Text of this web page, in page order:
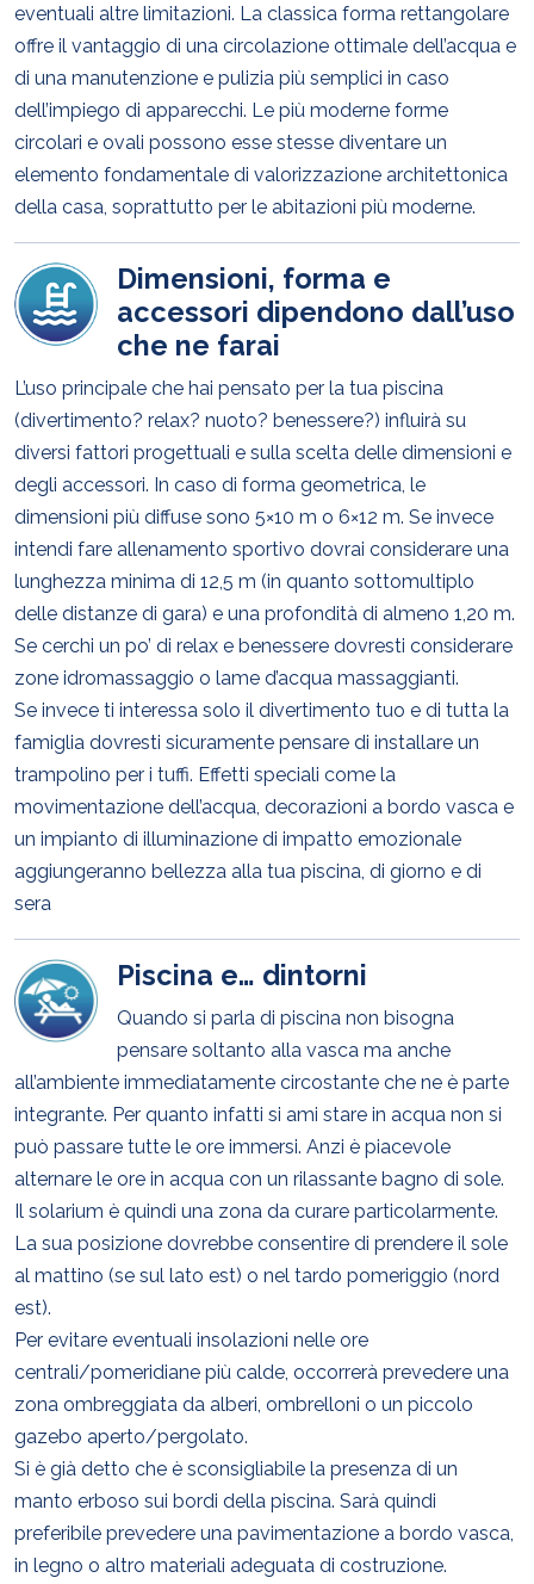
eventuali altre limitazioni. La classica forma rettangolare
offre il vantaggio di una circolazione ottimale dell’acqua e
di una manutenzione e pulizia più semplici in caso
dell’impiego di apparecchi. Le più moderne forme
circolari e ovali possono esse stesse diventare un
elemento fondamentale di valorizzazione architettonica
della casa, soprattutto per le abitazioni più moderne.
Dimensioni, forma e
accessori dipendono dall’uso
che ne farai
L’uso principale che hai pensato per la tua piscina
(divertimento? relax? nuoto? benessere?) influirà su
diversi fattori progettuali e sulla scelta delle dimensioni e
degli accessori. In caso di forma geometrica, le
dimensioni più diffuse sono 5×10 m o 6×12 m. Se invece
intendi fare allenamento sportivo dovrai considerare una
lunghezza minima di 12,5 m (in quanto sottomultiplo
delle distanze di gara) e una profondità di almeno 1,20 m.
Se cerchi un po’ di relax e benessere dovresti considerare
zone idromassaggio o lame d’acqua massaggianti.
Se invece ti interessa solo il divertimento tuo e di tutta la
famiglia dovresti sicuramente pensare di installare un
trampolino per i tuffi. Effetti speciali come la
movimentazione dell’acqua, decorazioni a bordo vasca e
un impianto di illuminazione di impatto emozionale
aggiungeranno bellezza alla tua piscina, di giorno e di
sera
Piscina e… dintorni
Quando si parla di piscina non bisogna
pensare soltanto alla vasca ma anche
all’ambiente immediatamente circostante che ne è parte
integrante. Per quanto infatti si ami stare in acqua non si
può passare tutte le ore immersi. Anzi è piacevole
alternare le ore in acqua con un rilassante bagno di sole.
Il solarium è quindi una zona da curare particolarmente.
La sua posizione dovrebbe consentire di prendere il sole
al mattino (se sul lato est) o nel tardo pomeriggio (nord
est).
Per evitare eventuali insolazioni nelle ore
centrali/pomeridiane più calde, occorrerà prevedere una
zona ombreggiata da alberi, ombrelloni o un piccolo
gazebo aperto/pergolato.
Si è già detto che è sconsigliabile la presenza di un
manto erboso sui bordi della piscina. Sarà quindi
preferibile prevedere una pavimentazione a bordo vasca,
in legno o altro materiali adeguata di costruzione.